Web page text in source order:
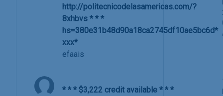
http://politecnicodelasamericas.com/?
8xhbvs * * *
hs=380e31b48d90a18ca2745df10ae5bc6d*
ххх*
efaais
* * * $3,222 credit available * * *